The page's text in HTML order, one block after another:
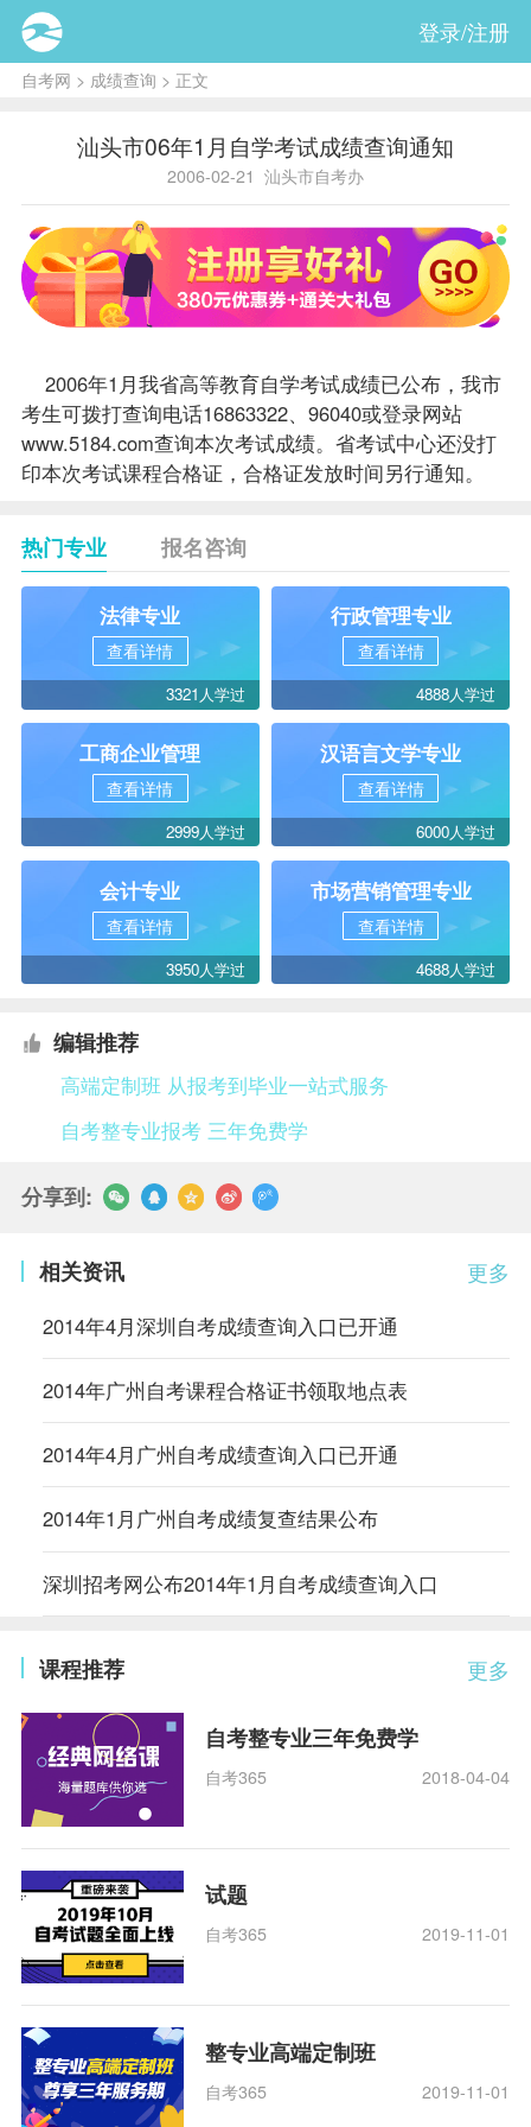
登录/注册
自考网 > 成绩查询 > 正文
汕头市06年1月自学考试成绩查询通知
2006-02-21 汕头市自考办
2006年1月我省高等教育自学考试成绩已公布，我市
考生可拨打查询电话16863322、96040或登录网站
www.5184.com查询本次考试成绩。省考试中心还没打
印本次考试课程合格证，合格证发放时间另行通知。
热门专业 报名咨询
法律专业
查看详情
3321人学过
行政管理专业
查看详情
4888人学过
工商企业管理
查看详情
2999人学过
汉语言文学专业
查看详情
6000人学过
会计专业
查看详情
3950人学过
市场营销管理专业
查看详情
4688人学过
编辑推荐
高端定制班 从报考到毕业一站式服务
自考整专业报考 三年免费学
分享到:
更多
相关资讯
2014年4月深圳自考成绩查询入口已开通
2014年广州自考课程合格证书领取地点表
2014年4月广州自考成绩查询入口已开通
2014年1月广州自考成绩复查结果公布
深圳招考网公布2014年1月自考成绩查询入口
更多
课程推荐
自考整专业三年免费学
自考365 2018-04-04
试题
自考365 2019-11-01
整专业高端定制班
自考365 2019-11-01